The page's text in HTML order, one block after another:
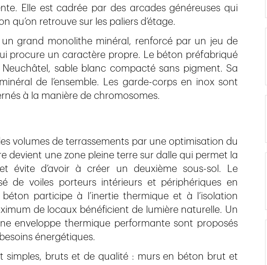
Elle est cadrée par des arcades généreuses qui
qu’on retrouve sur les paliers d’étage.
grand monolithe minéral, renforcé par un jeu de
procure un caractère propre. Le béton préfabriqué
sable blanc compacté sans pigment. Sa
de l’ensemble. Les garde-corps en inox sont
à la manière de chromosomes.
volumes de terrassements par une optimisation du
devient une zone pleine terre sur dalle qui permet la
évite d’avoir à créer un deuxième sous-sol. Le
de voiles porteurs intérieurs et périphériques en
participe à l’inertie thermique et à l’isolation
de locaux bénéficient de lumière naturelle. Un
enveloppe thermique performante sont proposés
énergétiques.
simples, bruts et de qualité : murs en béton brut et